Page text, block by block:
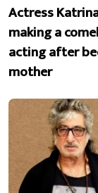
Actress
making a
acting after
mother